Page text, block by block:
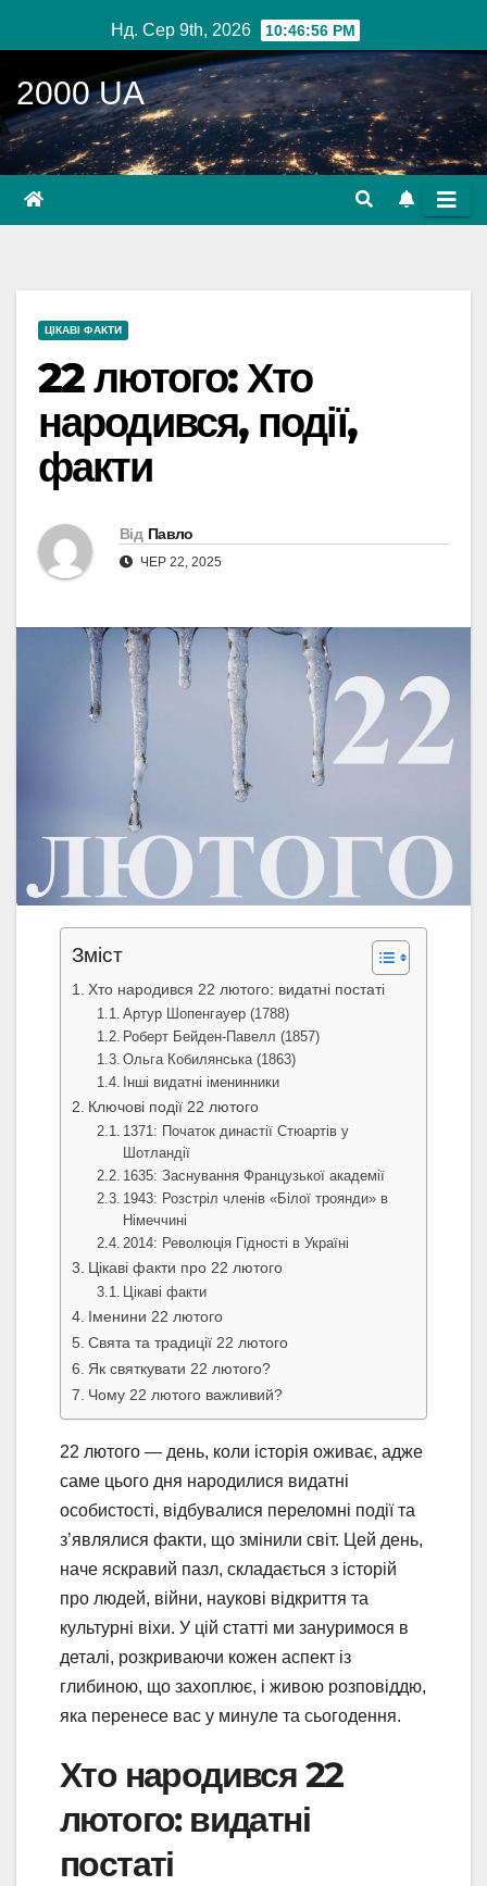
до
вмісту
Нд. Сер 9th, 2026 10:46:57 PM
2000 UA
ЦІКАВІ ФАКТИ
22 лютого: Хто
народився, події,
факти
Від Павло
ЧЕР 22, 2025
Зміст
Хто народився 22 лютого: видатні постаті
Артур Шопенгауер (1788)
Роберт Бейден-Павелл (1857)
Ольга Кобилянська (1863)
Інші видатні іменинники
Ключові події 22 лютого
1371: Початок династії Стюартів у
Шотландії
1635: Заснування Французької академії
1943: Розстріл членів «Білої троянди» в
Німеччині
2014: Революція Гідності в Україні
Цікаві факти про 22 лютого
Цікаві факти
Іменини 22 лютого
Свята та традиції 22 лютого
Як святкувати 22 лютого?
Чому 22 лютого важливий?
22 лютого — день, коли історія оживає, адже
саме цього дня народилися видатні
особистості, відбувалися переломні події та
з’являлися факти, що змінили світ. Цей день,
наче яскравий пазл, складається з історій
про людей, війни, наукові відкриття та
культурні віхи. У цій статті ми зануримося в
деталі, розкриваючи кожен аспект із
глибиною, що захоплює, і живою розповіддю,
яка перенесе вас у минуле та сьогодення.
Хто народився 22
лютого: видатні
постаті